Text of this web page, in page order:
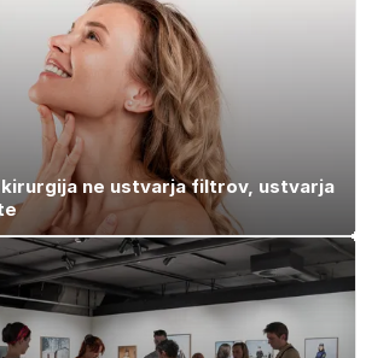
ne ustvarja filtrov, ustvarja